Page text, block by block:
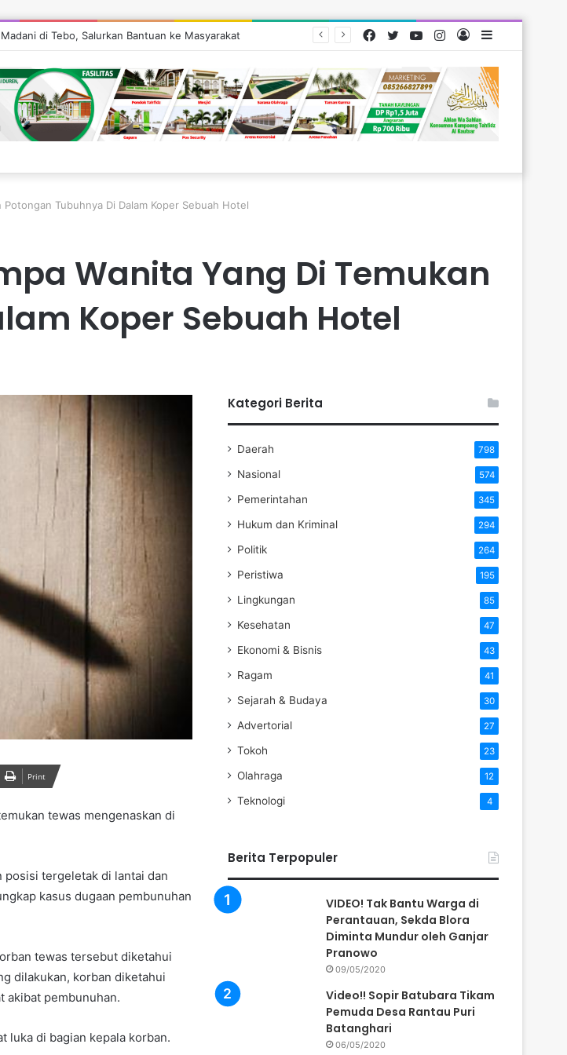
di Tebo, Salurkan Bantuan ke Masyarakat
Log
Instagram
YouTube
Twitter
Facebook
Tubuhnya Di Dalam Koper Sebuah Hotel
Wanita Yang Di Temukan
Koper Sebuah Hotel
Print
tewas mengenaskan di
tergeletak di lantai dan
kasus dugaan pembunuhan
tewas tersebut diketahui
dilakukan, korban diketahui
akibat pembunuhan.
luka di bagian kepala korban.
Kategori Berita
Daerah 798
Nasional 574
Pemerintahan 345
Hukum dan Kriminal 294
Politik 264
Peristiwa 195
Lingkungan 85
Kesehatan 47
Ekonomi & Bisnis 43
Ragam 41
Sejarah & Budaya 30
Advertorial 27
Tokoh 23
Olahraga 12
Teknologi 4
Berita Terpopuler
VIDEO! Tak Bantu Warga di
Perantauan, Sekda Blora
Diminta Mundur oleh Ganjar
Pranowo
09/05/2020
Video!! Sopir Batubara Tikam
Pemuda Desa Rantau Puri
Batanghari
06/05/2020